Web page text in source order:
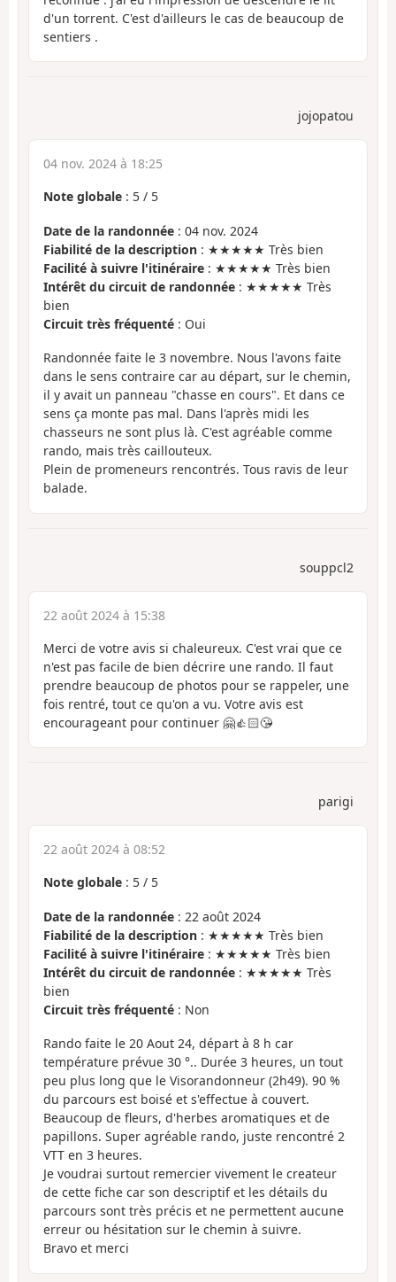
d'un torrent. C'est d'ailleurs le cas de beaucoup de
sentiers .
jojopatou
04 nov. 2024 à 18:25
Note globale : 5 / 5
Date de la randonnée : 04 nov. 2024
Fiabilité de la description : ★★★★★ Très bien
Facilité à suivre l'itinéraire : ★★★★★ Très bien
Intérêt du circuit de randonnée : ★★★★★ Très
bien
Circuit très fréquenté : Oui
Randonnée faite le 3 novembre. Nous l'avons faite
dans le sens contraire car au départ, sur le chemin,
il y avait un panneau "chasse en cours". Et dans ce
sens ça monte pas mal. Dans l'après midi les
chasseurs ne sont plus là. C'est agréable comme
rando, mais très caillouteux.
Plein de promeneurs rencontrés. Tous ravis de leur
balade.
souppcl2
22 août 2024 à 15:38
Merci de votre avis si chaleureux. C'est vrai que ce
n'est pas facile de bien décrire une rando. Il faut
prendre beaucoup de photos pour se rappeler, une
fois rentré, tout ce qu'on a vu. Votre avis est
encourageant pour continuer 🤗👍🏻😘
parigi
22 août 2024 à 08:52
Note globale : 5 / 5
Date de la randonnée : 22 août 2024
Fiabilité de la description : ★★★★★ Très bien
Facilité à suivre l'itinéraire : ★★★★★ Très bien
Intérêt du circuit de randonnée : ★★★★★ Très
bien
Circuit très fréquenté : Non
Rando faite le 20 Aout 24, départ à 8 h car
température prévue 30 °.. Durée 3 heures, un tout
peu plus long que le Visorandonneur (2h49). 90 %
du parcours est boisé et s'effectue à couvert.
Beaucoup de fleurs, d'herbes aromatiques et de
papillons. Super agréable rando, juste rencontré 2
VTT en 3 heures.
Je voudrai surtout remercier vivement le createur
de cette fiche car son descriptif et les détails du
parcours sont très précis et ne permettent aucune
erreur ou hésitation sur le chemin à suivre.
Bravo et merci